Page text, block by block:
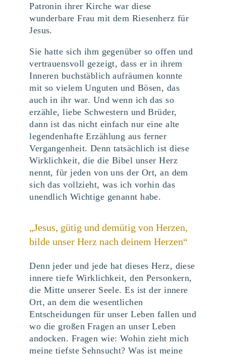
Patronin ihrer Kirche war diese
wunderbare Frau mit dem Riesenherz für
Jesus.
Sie hatte sich ihm gegenüber so offen und
vertrauensvoll gezeigt, dass er in ihrem
Inneren buchstäblich aufräumen konnte
mit so vielem Unguten und Bösen, das
auch in ihr war. Und wenn ich das so
erzähle, liebe Schwestern und Brüder,
dann ist das nicht einfach nur eine alte
legendenhafte Erzählung aus ferner
Vergangenheit. Denn tatsächlich ist diese
Wirklichkeit, die die Bibel unser Herz
nennt, für jeden von uns der Ort, an dem
sich das vollzieht, was ich vorhin das
unendlich Wichtige genannt habe.
„Jesus, gütig und demütig von Herzen,
bilde unser Herz nach deinem Herzen“
Denn jeder und jede hat dieses Herz, diese
innere tiefe Wirklichkeit, den Personkern,
die Mitte unserer Seele. Es ist der innere
Ort, an dem die wesentlichen
Entscheidungen für unser Leben fallen und
wo die großen Fragen an unser Leben
andocken. Fragen wie: Wohin zieht mich
meine tiefste Sehnsucht? Was ist meine